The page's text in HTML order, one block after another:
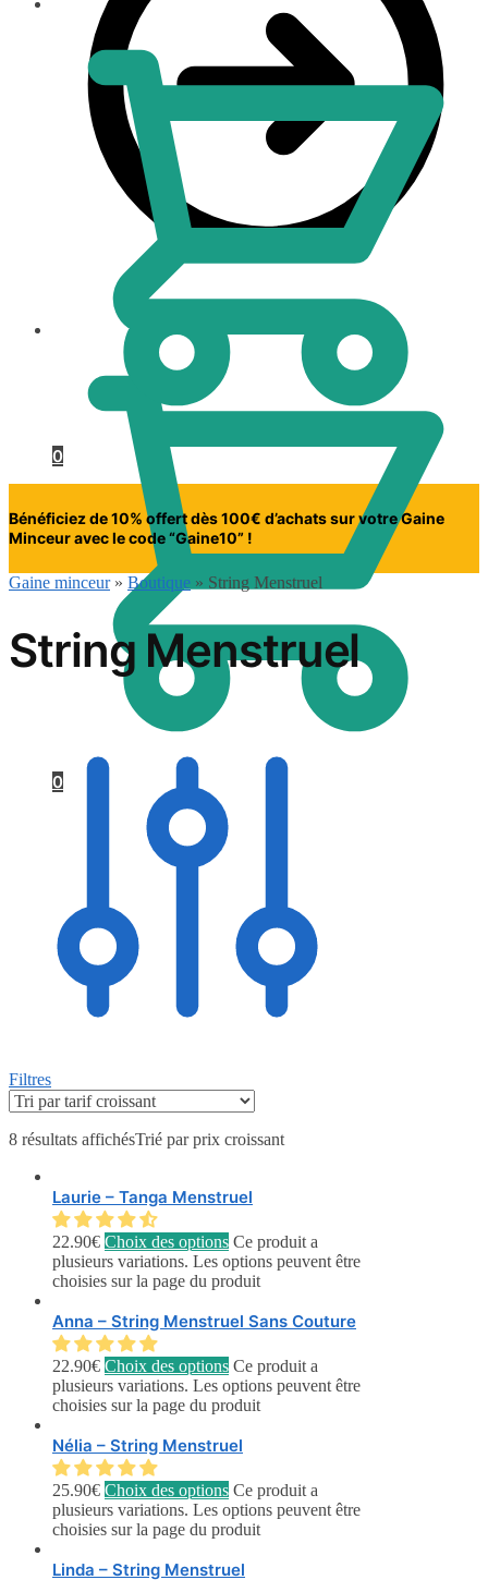
0
0
Bénéficiez de 10% offert dès 100€ d’achats sur votre Gaine
Minceur avec le code “Gaine10” !
Gaine minceur » Boutique » String Menstruel
String Menstruel
Filtres
8 résultats affichésTrié par prix croissant
Laurie – Tanga Menstruel
22.90€ Choix des options Ce produit a
plusieurs variations. Les options peuvent être
choisies sur la page du produit
Anna – String Menstruel Sans Couture
22.90€ Choix des options Ce produit a
plusieurs variations. Les options peuvent être
choisies sur la page du produit
Nélia – String Menstruel
25.90€ Choix des options Ce produit a
plusieurs variations. Les options peuvent être
choisies sur la page du produit
Linda – String Menstruel